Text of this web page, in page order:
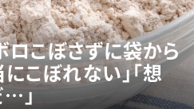
ロこぼさずに袋から
こぼれない」「想
」